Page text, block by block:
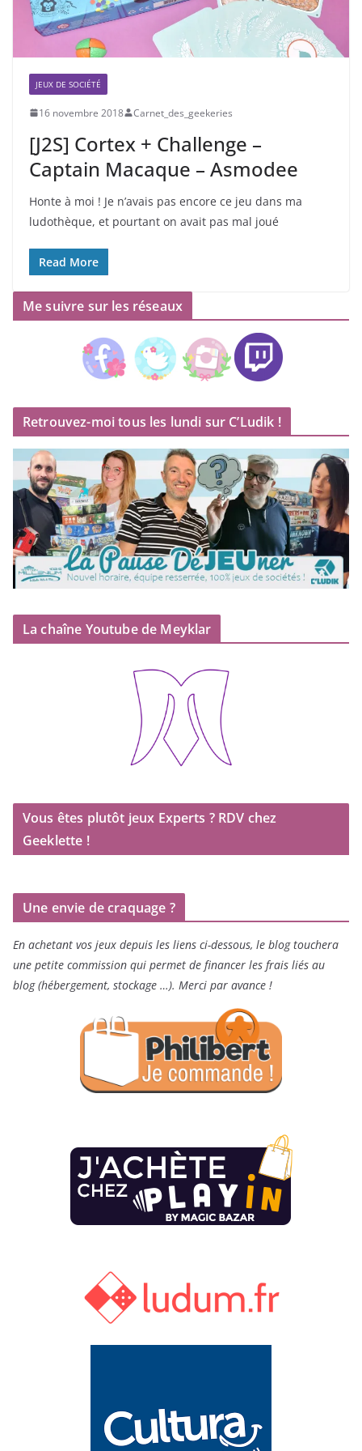
JEUX DE SOCIÉTÉ
16 novembre 2018 Carnet_des_geekeries
[J2S] Cortex + Challenge –
Captain Macaque – Asmodee
Honte à moi ! Je n’avais pas encore ce jeu dans ma
ludothèque, et pourtant on avait pas mal joué
Read More
Me suivre sur les réseaux
Retrouvez-moi tous les lundi sur C’Ludik !
La chaîne Youtube de Meyklar
Vous êtes plutôt jeux Experts ? RDV chez
Geeklette !
Une envie de craquage ?
En achetant vos jeux depuis les liens ci-dessous, le blog touchera
une petite commission qui permet de financer les frais liés au
blog (hébergement, stockage …). Merci par avance !